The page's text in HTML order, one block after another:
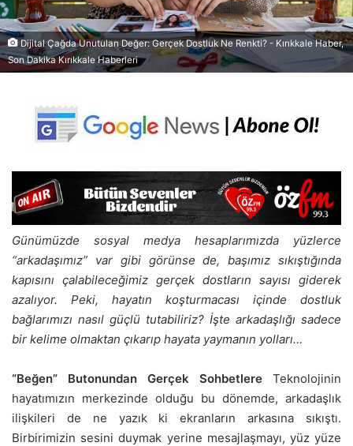
Dijital Çağda Unutulan Değer: Gerçek Dostluk Ne Renkti? - Kırıkkale Haber,
Son Dakika Kırıkkale Haberleri
Günümüzde sosyal medya hesaplarımızda yüzlerce
“arkadaşımız” var gibi görünse de, başımız sıkıştığında
kapısını çalabileceğimiz gerçek dostların sayısı giderek
azalıyor. Peki, hayatın koşturmacası içinde dostluk
bağlarımızı nasıl güçlü tutabiliriz? İşte arkadaşlığı sadece
bir kelime olmaktan çıkarıp hayata yaymanın yolları…
“Beğen” Butonundan Gerçek Sohbetlere Teknolojinin
hayatımızın merkezinde olduğu bu dönemde, arkadaşlık
ilişkileri de ne yazık ki ekranların arkasına sıkıştı.
Birbirimizin sesini duymak yerine mesajlaşmayı, yüz yüze